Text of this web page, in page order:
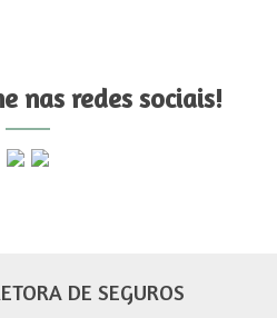
nas redes sociais!
DE SEGUROS